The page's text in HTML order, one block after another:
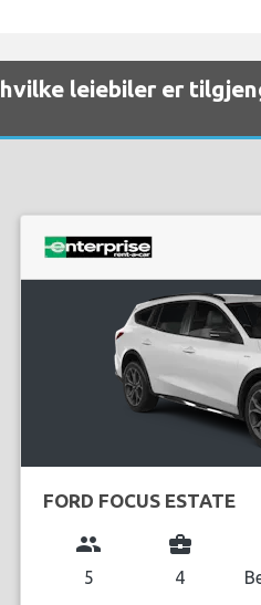
hvilke leiebiler er
FORD FOCUS ESTATE
group
5
business_center
4